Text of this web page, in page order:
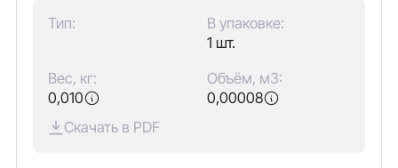
Тип:
В упаковке:
1 шт.
Вес, кг:
0,010
Объём, м3:
0,00008
Скачать в PDF